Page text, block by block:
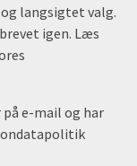
langsigtet valg.
igen. Læs
e-mail og har